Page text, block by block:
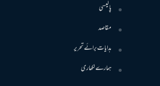
پالیسی
مقاصد
ہدایات برائے تحریر
ہمارے لکھاری